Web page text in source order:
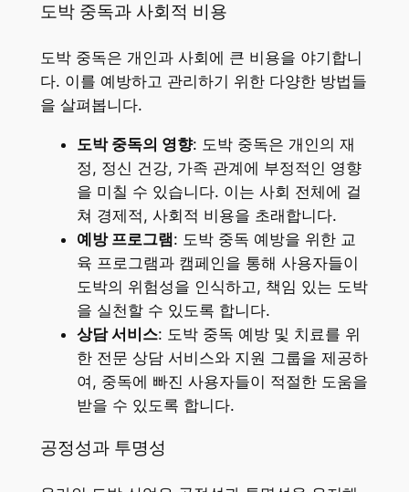
도박 중독과 사회적 비용
도박 중독은 개인과 사회에 큰 비용을 야기합니
다. 이를 예방하고 관리하기 위한 다양한 방법들
을 살펴봅니다.
도박 중독의 영향: 도박 중독은 개인의 재
정, 정신 건강, 가족 관계에 부정적인 영향
을 미칠 수 있습니다. 이는 사회 전체에 걸
쳐 경제적, 사회적 비용을 초래합니다.
예방 프로그램: 도박 중독 예방을 위한 교
육 프로그램과 캠페인을 통해 사용자들이
도박의 위험성을 인식하고, 책임 있는 도박
을 실천할 수 있도록 합니다.
상담 서비스: 도박 중독 예방 및 치료를 위
한 전문 상담 서비스와 지원 그룹을 제공하
여, 중독에 빠진 사용자들이 적절한 도움을
받을 수 있도록 합니다.
공정성과 투명성